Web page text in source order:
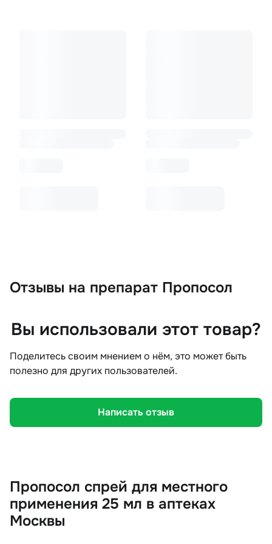
Отзывы на препарат Пропосол
Вы использовали этот товар?
Поделитесь своим мнением о нём, это может быть
полезно для других пользователей.
Написать отзыв
Пропосол спрей для местного
применения 25 мл в аптеках
Москвы